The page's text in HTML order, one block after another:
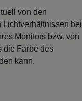
von den
Lichtverhältnissen bei
Monitors bzw. von
die Farbe des
kann.